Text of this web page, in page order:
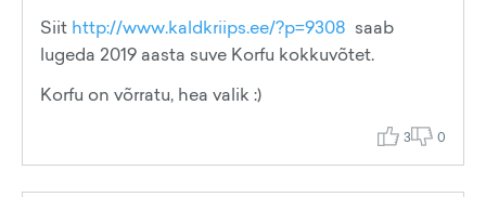
Siit http://www.kaldkriips.ee/?p=9308 saab
lugeda 2019 aasta suve Korfu kokkuvõtet.
Korfu on võrratu, hea valik :)
3 0